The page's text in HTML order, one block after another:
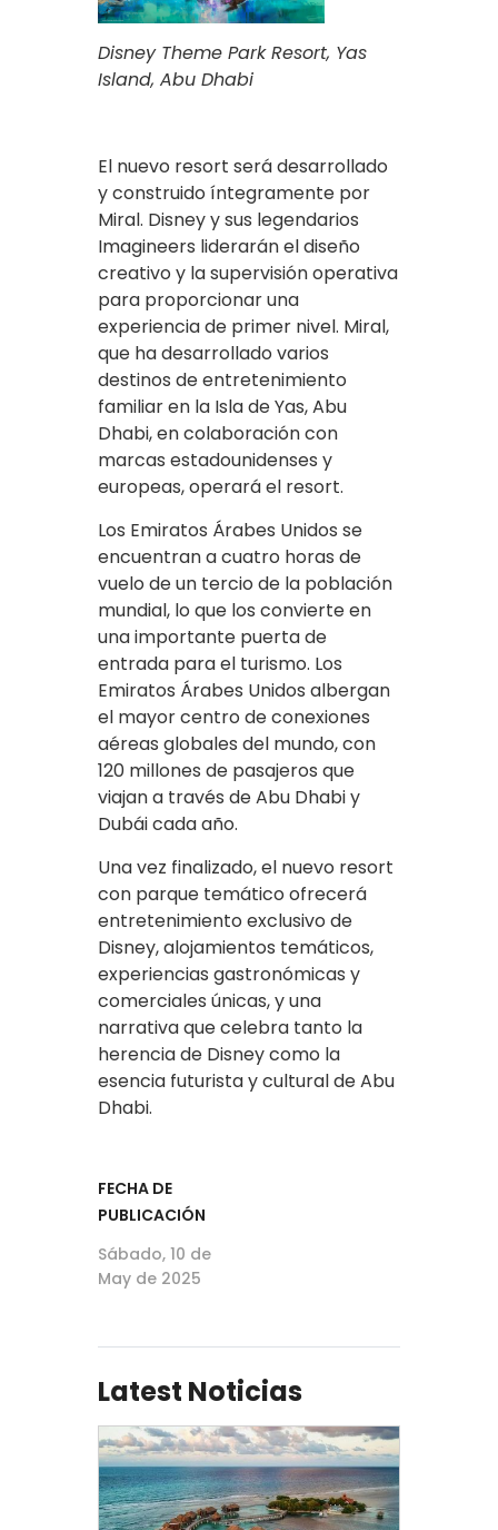
Disney Theme Park Resort, Yas
Island, Abu Dhabi
El nuevo resort será desarrollado
y construido íntegramente por
Miral. Disney y sus legendarios
Imagineers liderarán el diseño
creativo y la supervisión operativa
para proporcionar una
experiencia de primer nivel. Miral,
que ha desarrollado varios
destinos de entretenimiento
familiar en la Isla de Yas, Abu
Dhabi, en colaboración con
marcas estadounidenses y
europeas, operará el resort.
Los Emiratos Árabes Unidos se
encuentran a cuatro horas de
vuelo de un tercio de la población
mundial, lo que los convierte en
una importante puerta de
entrada para el turismo. Los
Emiratos Árabes Unidos albergan
el mayor centro de conexiones
aéreas globales del mundo, con
120 millones de pasajeros que
viajan a través de Abu Dhabi y
Dubái cada año.
Una vez finalizado, el nuevo resort
con parque temático ofrecerá
entretenimiento exclusivo de
Disney, alojamientos temáticos,
experiencias gastronómicas y
comerciales únicas, y una
narrativa que celebra tanto la
herencia de Disney como la
esencia futurista y cultural de Abu
Dhabi.
FECHA DE
PUBLICACIÓN
Sábado, 10 de
May de 2025
Latest Noticias